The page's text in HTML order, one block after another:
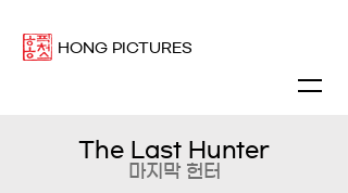
HONG PICTURES
The Last Hunter
마지막 헌터